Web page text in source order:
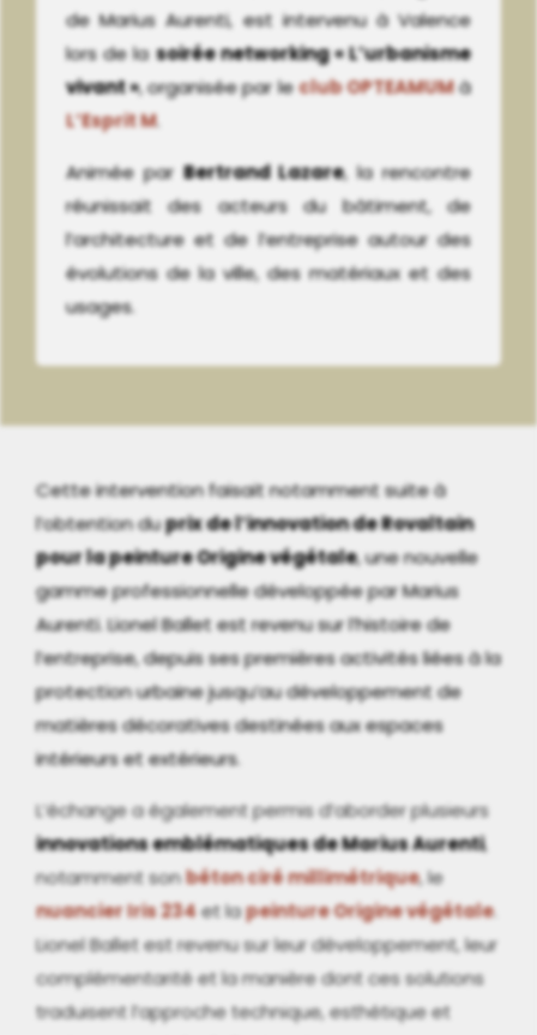
de Marius Aurenti, est intervenu à Valence
lors de lasoirée networking « L’urbanisme
vivant », organisée par leclub OPTEAMUMà
L’Esprit M.
Animée parBertrand Lazare, la rencontre
réunissait des acteurs du bâtiment, de
l’architecture et de l’entreprise autour des
évolutions de la ville, des matériaux et des
usages.
Cette intervention faisait notamment suite à
l’obtention duprix de l’innovation de Rovaltain
pour la peinture Origine végétale, une nouvelle
gamme professionnelle développée par Marius
Aurenti. Lionel Ballet est revenu sur l’histoire de
l’entreprise, depuis ses premières activités liées à la
protection urbaine jusqu’au développement de
matières décoratives destinées aux espaces
intérieurs et extérieurs.
L’échange a également permis d’aborder plusieurs
innovations emblématiques de Marius Aurenti,
notamment sonbéton ciré millimétrique, le
nuancier Iris 234et lapeinture Origine végétale.
Lionel Ballet est revenu sur leur développement, leur
complémentarité et la manière dont ces solutions
traduisent l’approche technique, esthétique et